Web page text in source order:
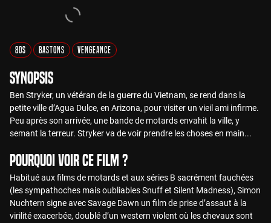
80s Bastons Vengeance
Synopsis
Ben Stryker, un vétéran de la guerre du Vietnam, se rend dans la
petite ville d’Agua Dulce, en Arizona, pour visiter un vieil ami infirme.
Peu après son arrivée, une bande de motards envahit la ville, y
semant la terreur. Stryker va de voir prendre les choses en main...
Pourquoi voir ce film ?
Habitué aux films de motards et aux séries B sacrément fauchées
(les sympathoches mais oubliables Snuff et Silent Madness), Simon
Nuchtern signe avec Savage Dawn un film de prise d’assaut à la
virilité exacerbée, doublé d’un western violent où les chevaux sont